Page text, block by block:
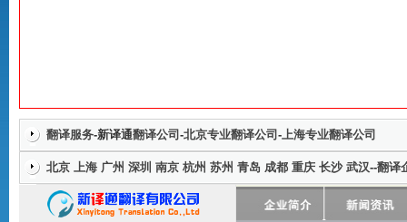
翻译服务-新译通翻译公司 -北京专业翻译公司 -上海专业翻译公司
北京 上海 广州 深圳 南京 杭州 苏州 青岛 成都 重庆 长沙 武汉--翻译